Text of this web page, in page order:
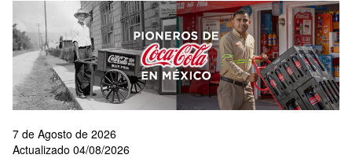
contenido
principal
7 de Agosto de 2026
Actualizado 04/08/2026